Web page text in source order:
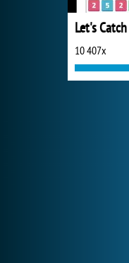
Let's Catch
10 407x